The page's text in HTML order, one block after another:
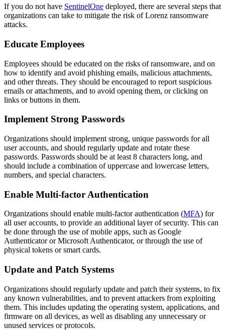
If you do not have SentinelOne deployed, there are several steps that
organizations can take to mitigate the risk of Lorenz ransomware
attacks.
Educate Employees
Employees should be educated on the risks of ransomware, and on
how to identify and avoid phishing emails, malicious attachments,
and other threats. They should be encouraged to report suspicious
emails or attachments, and to avoid opening them, or clicking on
links or buttons in them.
Implement Strong Passwords
Organizations should implement strong, unique passwords for all
user accounts, and should regularly update and rotate these
passwords. Passwords should be at least 8 characters long, and
should include a combination of uppercase and lowercase letters,
numbers, and special characters.
Enable Multi-factor Authentication
Organizations should enable multi-factor authentication (MFA) for
all user accounts, to provide an additional layer of security. This can
be done through the use of mobile apps, such as Google
Authenticator or Microsoft Authenticator, or through the use of
physical tokens or smart cards.
Update and Patch Systems
Organizations should regularly update and patch their systems, to fix
any known vulnerabilities, and to prevent attackers from exploiting
them. This includes updating the operating system, applications, and
firmware on all devices, as well as disabling any unnecessary or
unused services or protocols.